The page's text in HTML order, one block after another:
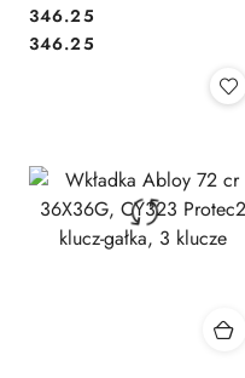
Cena:
346.25
Cena:
346.25